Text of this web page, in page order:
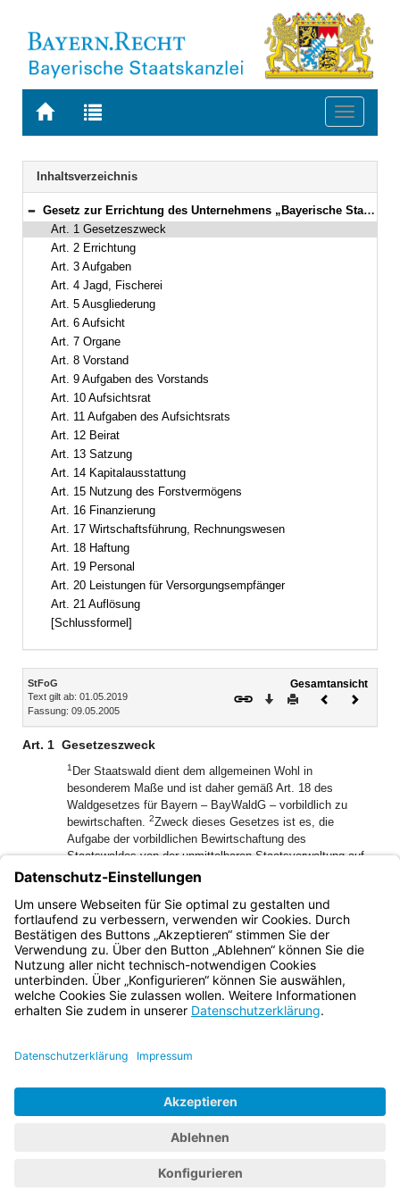
Zur
BAYERN.RECHT
Zur
letzten
Suche
Toggle
Navigation
Inhaltsverzeichnis
Bereich reduzieren
Gesetz zur Errichtung des Unternehmens „Bayerische Staatsforsten“ (Staatsforstengesetz – StFoG) Vom 9. Mai 2005 (GVBl. S. 138) BayRS 7902-0-W (Art. 1–21)
Art. 1 Gesetzeszweck
Art. 2 Errichtung
Art. 3 Aufgaben
Art. 4 Jagd, Fischerei
Art. 5 Ausgliederung
Art. 6 Aufsicht
Art. 7 Organe
Art. 8 Vorstand
Art. 9 Aufgaben des Vorstands
Art. 10 Aufsichtsrat
Art. 11 Aufgaben des Aufsichtsrats
Art. 12 Beirat
Art. 13 Satzung
Art. 14 Kapitalausstattung
Art. 15 Nutzung des Forstvermögens
Art. 16 Finanzierung
Art. 17 Wirtschaftsführung, Rechnungswesen
Art. 18 Haftung
Art. 19 Personal
Art. 20 Leistungen für Versorgungsempfänger
Art. 21 Auflösung
[Schlussformel]
Inhalt
StFoG
Text gilt ab: 01.05.2019
Fassung: 09.05.2005
Gesamtansicht
Download
DruckenVorheriges
Art. 1 Gesetzeszweck
1 Der Staatswald dient dem allgemeinen Wohl in
besonderem Maße und ist daher gemäß Art. 18 des
Waldgesetzes für Bayern – BayWaldG – vorbildlich zu
bewirtschaften. 2Zweck dieses Gesetzes ist es, die
Aufgabe der vorbildlichen Bewirtschaftung des
Staatswaldes von der unmittelbaren Staatsverwaltung auf
eine rechtsfähige Anstalt des öffentlichen Rechts zu
übertragen sowie deren sonstige Aufgaben und die
Organisation festzulegen.3Die Anstalt trägt die
Bezeichnung „Bayerische Staatsforsten“.
Bayern.de
BayernPortal
Impressum